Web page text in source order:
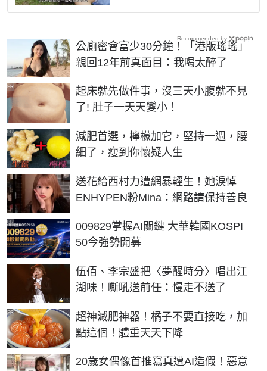
公廁密會富少30分鐘！「港版瑤瑤」
親回12年前真面目：我喝太醉了
起床就先做件事，沒三天小腹就不見
了! 肚子一天天變小！
PR
減肥首選，檸檬加它，堅持一週，腰
細了，瘦到你懷疑人生
PR
送花給西村力遭網暴輕生！她淚悼
ENHYPEN粉Mina：網路請保持善良
009829掌握AI關鍵 大華韓國KOSPI
50今強勢開募
PR
伍佰、李宗盛把〈夢醒時分〉唱出江
湖味！嘶吼送前任：慢走不送了
超神減肥神器！橘子不要直接吃，加
點這個！體重天天下降
PR
20歲女偶像首推寫真遭AI造假！惡意
Recommended by